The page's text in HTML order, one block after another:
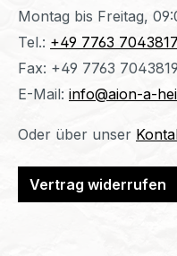
Montag bis Freitag,
Tel.: +49 7763 7043817
Fax: +49 7763 7043819
E-Mail: info@aion-a-
Oder über unser
Vertrag widerrufen